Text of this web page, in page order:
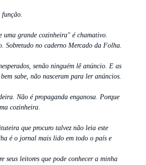
função.
grande cozinheira" é chamativo.
Sobretudo no caderno Mercado da Folha.
senão ninguém lê anúncio. E as
sabe, não nasceram para ler anúncios.
Não é propaganda enganosa. Porque
cozinheira.
que procuro talvez não leia este
é o jornal mais lido em todo o país e
seus leitores que pode conhecer a minha